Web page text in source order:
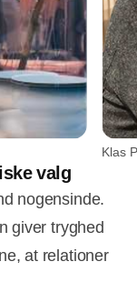
valg
nogensinde.
giver tryghed
at relationer